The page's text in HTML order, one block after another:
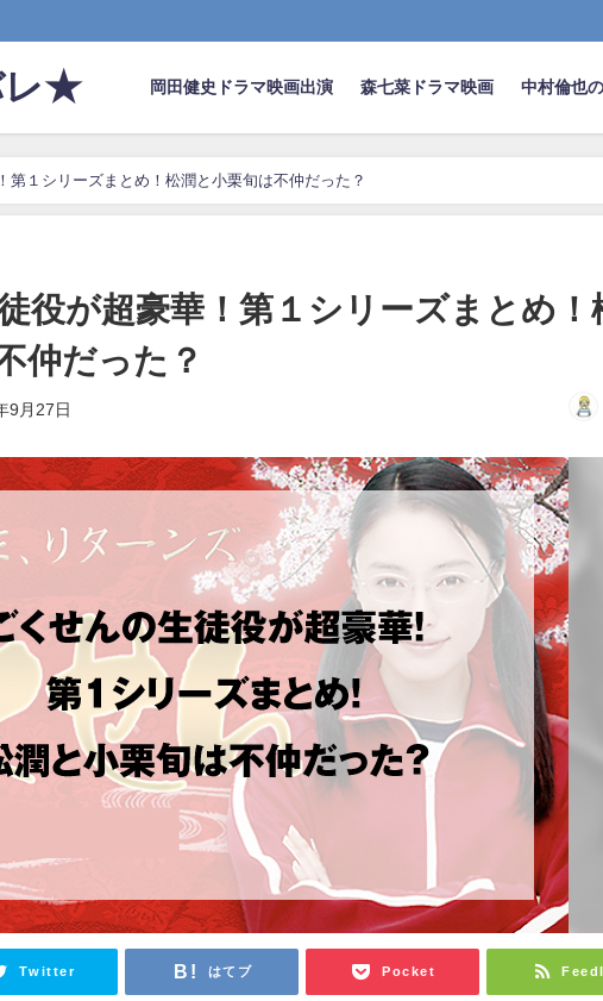
レ★ 岡田健史ドラマ映画出演 森七菜ドラマ映画 中村倫也
第１シリーズまとめ！松潤と小栗旬は不仲だった？
役が超豪華！第１シリーズまとめ！
仲だった？
9月27日
Twitter はてブ Pocket